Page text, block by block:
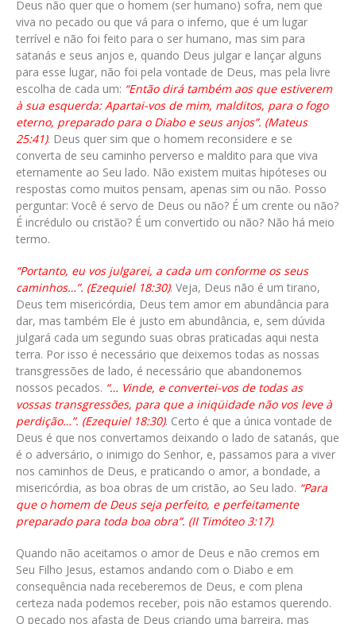
Deus não quer que o homem (ser humano) sofra, nem que
viva no pecado ou que vá para o inferno, que é um lugar
terrível e não foi feito para o ser humano, mas sim para
satanás e seus anjos e, quando Deus julgar e lançar alguns
para esse lugar, não foi pela vontade de Deus, mas pela livre
escolha de cada um: “Então dirá também aos que estiverem
à sua esquerda: Apartai-vos de mim, malditos, para o fogo
eterno, preparado para o Diabo e seus anjos”. (Mateus
25:41). Deus quer sim que o homem reconsidere e se
converta de seu caminho perverso e maldito para que viva
eternamente ao Seu lado. Não existem muitas hipóteses ou
respostas como muitos pensam, apenas sim ou não. Posso
perguntar: Você é servo de Deus ou não? É um crente ou não?
É incrédulo ou cristão? É um convertido ou não? Não há meio
termo.
“Portanto, eu vos julgarei, a cada um conforme os seus
caminhos…”. (Ezequiel 18:30). Veja, Deus não é um tirano,
Deus tem misericórdia, Deus tem amor em abundância para
dar, mas também Ele é justo em abundância, e, sem dúvida
julgará cada um segundo suas obras praticadas aqui nesta
terra. Por isso é necessário que deixemos todas as nossas
transgressões de lado, é necessário que abandonemos
nossos pecados. “… Vinde, e convertei-vos de todas as
vossas transgressões, para que a iniqüidade não vos leve à
perdição…”. (Ezequiel 18:30). Certo é que a única vontade de
Deus é que nos convertamos deixando o lado de satanás, que
é o adversário, o inimigo do Senhor, e, passamos para a viver
nos caminhos de Deus, e praticando o amor, a bondade, a
misericórdia, as boa obras de um cristão, ao Seu lado. “Para
que o homem de Deus seja perfeito, e perfeitamente
preparado para toda boa obra”. (II Timóteo 3:17).
Quando não aceitamos o amor de Deus e não cremos em
Seu Filho Jesus, estamos andando com o Diabo e em
consequência nada receberemos de Deus, e com plena
certeza nada podemos receber, pois não estamos querendo.
O pecado nos afasta de Deus criando uma barreira, mas